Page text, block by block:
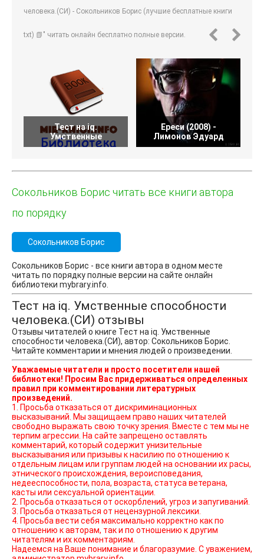
человека.(СИ) - Сокольников Борис (лучшие бесплатные книги
txt) 📗" читать онлайн бесплатно полные версии.
Тест на iq.
Умственные
Ереси (2008) -
Лимонов Эдуард
Сокольников Борис читать все книги автора
по порядку
Сокольников Борис
Сокольников Борис - все книги автора в одном месте
читать по порядку полные версии на сайте онлайн
библиотеки mybrary.info.
Тест на iq. Умственные способности
человека.(СИ) отзывы
Отзывы читателей о книге Тест на iq. Умственные
способности человека.(СИ), автор: Сокольников Борис.
Читайте комментарии и мнения людей о произведении.
Уважаемые читатели и просто посетители нашей
библиотеки! Просим Вас придерживаться определенных
правил при комментировании литературных
произведений.
1. Просьба отказаться от дискриминационных
высказываний. Мы защищаем право наших читателей
свободно выражать свою точку зрения. Вместе с тем мы не
терпим агрессии. На сайте запрещено оставлять
комментарий, который содержит унизительные
высказывания или призывы к насилию по отношению к
отдельным лицам или группам людей на основании их расы,
этнического происхождения, вероисповедания,
недееспособности, пола, возраста, статуса ветерана,
касты или сексуальной ориентации.
2. Просьба отказаться от оскорблений, угроз и запугиваний.
3. Просьба отказаться от нецензурной лексики.
4. Просьба вести себя максимально корректно как по
отношению к авторам, так и по отношению к другим
читателям и их комментариям.
Надеемся на Ваше понимание и благоразумие. С уважением,